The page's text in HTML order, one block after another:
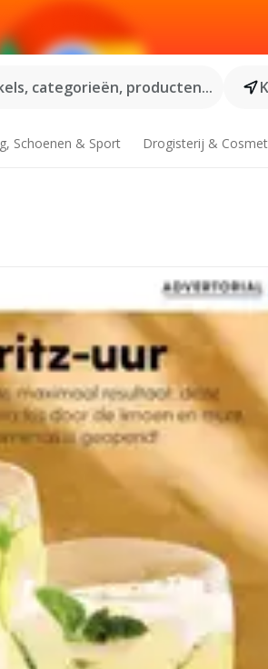
categorieën, producten...
Schoenen & Sport Drogisterij &